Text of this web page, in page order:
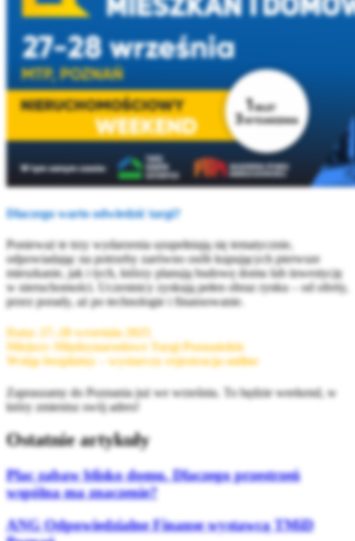
Dlaczego warto odwiedzić targi?
Ponieważ te trzy wydarzenia uzupełniają się tematycznie,
odpowiadając na potrzeby zarówno osób kupujących pierwsze
mieszkanie, jak i tych, którzy planują budowę domu lub inwestycję
w nieruchomości. Uczestnicy zyskują pełen obraz rynku – od oferty,
przez porady, aż po technologie i finansowanie.
Data: 27–28 września 2025
Miejsce: Międzynarodowe Targi Poznańskie
Wstęp bezpłatny – wystarczy rejestracja online
Zapraszamy do Poznania już we wrześniu. To będzie weekend, w
który zmienisz swój adres!
Ostatnie artykuły
Plac zabaw blisko domu. Dlaczego przestrzeń
wspólna ma znaczenie?
ANG Odpowiedzialne Finanse wystawcą TMiD